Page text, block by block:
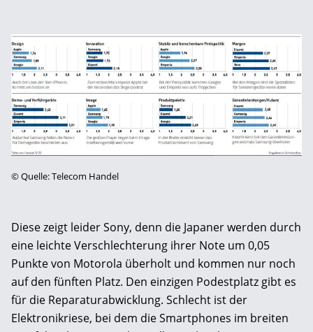
©Quelle: Telecom Handel
Diese zeigt leider Sony, denn die Japaner werden durch
eine leichte Verschlechterung ihrer Note um 0,05
Punkte von Motorola überholt und kommen nur noch
auf den fünften Platz. Den einzigen Podestplatz gibt es
für die Reparaturabwicklung. Schlecht ist der
Elektronikriese, bei dem die Smartphones im breiten